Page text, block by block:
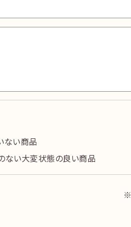
があります。
3.080ct
ルース1.268ct
ない商品
ない大変状態の良い商品